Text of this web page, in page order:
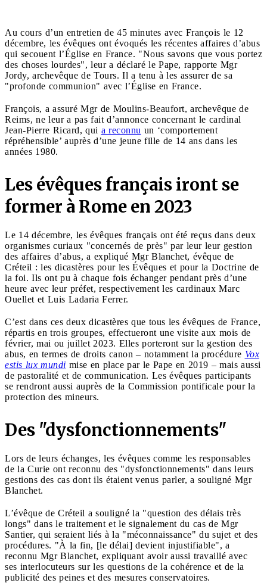
Au cours d’un entretien de 45 minutes avec François le 12
décembre, les évêques ont évoqués les récentes affaires d’abus
qui secouent l’Église en France. "Nous savons que vous portez
des choses lourdes", leur a déclaré le Pape, rapporte Mgr
Jordy, archevêque de Tours. Il a tenu à les assurer de sa
"profonde communion" avec l’Église en France.
François, a assuré Mgr de Moulins-Beaufort, archevêque de
Reims, ne leur a pas fait d’annonce concernant le cardinal
Jean-Pierre Ricard, qui a reconnu un ‘comportement
répréhensible’ auprès d’une jeune fille de 14 ans dans les
années 1980.
Les évêques français iront se
former à Rome en 2023
Le 14 décembre, les évêques français ont été reçus dans deux
organismes curiaux "concernés de près" par leur leur gestion
des affaires d’abus, a expliqué Mgr Blanchet, évêque de
Créteil : les dicastères pour les Évêques et pour la Doctrine de
la foi. Ils ont pu à chaque fois échanger pendant près d’une
heure avec leur préfet, respectivement les cardinaux Marc
Ouellet et Luis Ladaria Ferrer.
C’est dans ces deux dicastères que tous les évêques de France,
répartis en trois groupes, effectueront une visite aux mois de
février, mai ou juillet 2023. Elles porteront sur la gestion des
abus, en termes de droits canon – notamment la procédure Vox
estis lux mundi mise en place par le Pape en 2019 – mais aussi
de pastoralité et de communication. Les évêques participants
se rendront aussi auprès de la Commission pontificale pour la
protection des mineurs.
Des "dysfonctionnements"
Lors de leurs échanges, les évêques comme les responsables
de la Curie ont reconnu des "dysfonctionnements" dans leurs
gestions des cas dont ils étaient venus parler, a souligné Mgr
Blanchet.
L’évêque de Créteil a souligné la "question des délais très
longs" dans le traitement et le signalement du cas de Mgr
Santier, qui seraient liés à la "méconnaissance" du sujet et des
procédures. "À la fin, [le délai] devient injustifiable", a
reconnu Mgr Blanchet, expliquant avoir aussi travaillé avec
ses interlocuteurs sur les questions de la cohérence et de la
publicité des peines et des mesures conservatoires.